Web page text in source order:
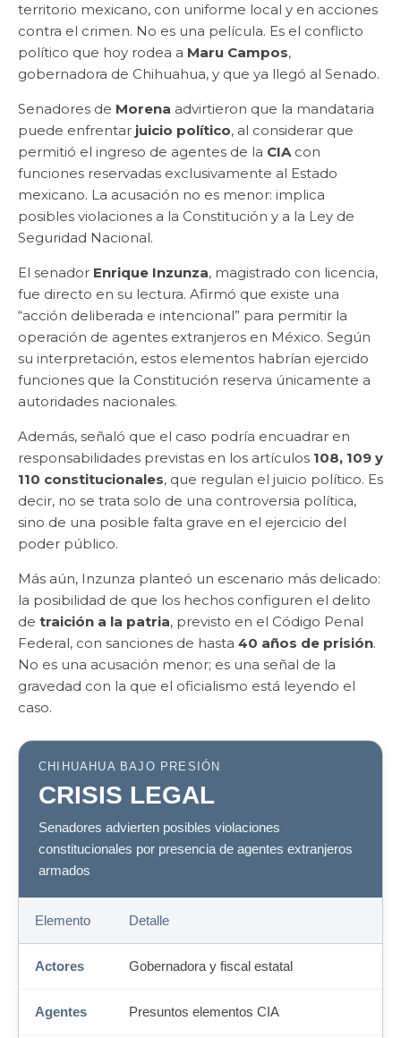
territorio mexicano, con uniforme local y en acciones
contra el crimen. No es una película. Es el conflicto
político que hoy rodea a Maru Campos,
gobernadora de Chihuahua, y que ya llegó al Senado.
Senadores de Morena advirtieron que la mandataria
puede enfrentar juicio político, al considerar que
permitió el ingreso de agentes de la CIAcon
funciones reservadas exclusivamente al Estado
mexicano. La acusación no es menor: implica
posibles violaciones a la Constitución y a la Ley de
Seguridad Nacional.
El senador Enrique Inzunza, magistrado con licencia,
fue directo en su lectura. Afirmó que existe una
“acción deliberada e intencional” para permitir la
operación de agentes extranjeros en México. Según
su interpretación, estos elementos habrían ejercido
funciones que la Constitución reserva únicamente a
autoridades nacionales.
Además, señaló que el caso podría encuadrar en
responsabilidades previstas en los artículos 108, 109 y
110 constitucionales, que regulan el juicio político. Es
decir, no se trata solo de una controversia política,
sino de una posible falta grave en el ejercicio del
poder público.
Más aún, Inzunza planteó un escenario más delicado:
la posibilidad de que los hechos configuren el delito
de traición a la patria, previsto en el Código Penal
Federal, con sanciones de hasta 40 años de prisión.
No es una acusación menor; es una señal de la
gravedad con la que el oficialismo está leyendo el
caso.
CHIHUAHUA BAJO PRESIÓN
CRISIS LEGAL
Senadores advierten posibles violaciones
constitucionales por presencia de agentes extranjeros
armados
Elemento Detalle
Actores Gobernadora y fiscal estatal
Agentes Presuntos elementos CIA